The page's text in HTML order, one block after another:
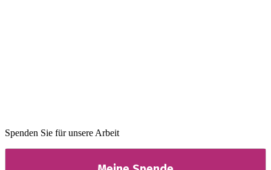
Spenden Sie für unsere Arbeit